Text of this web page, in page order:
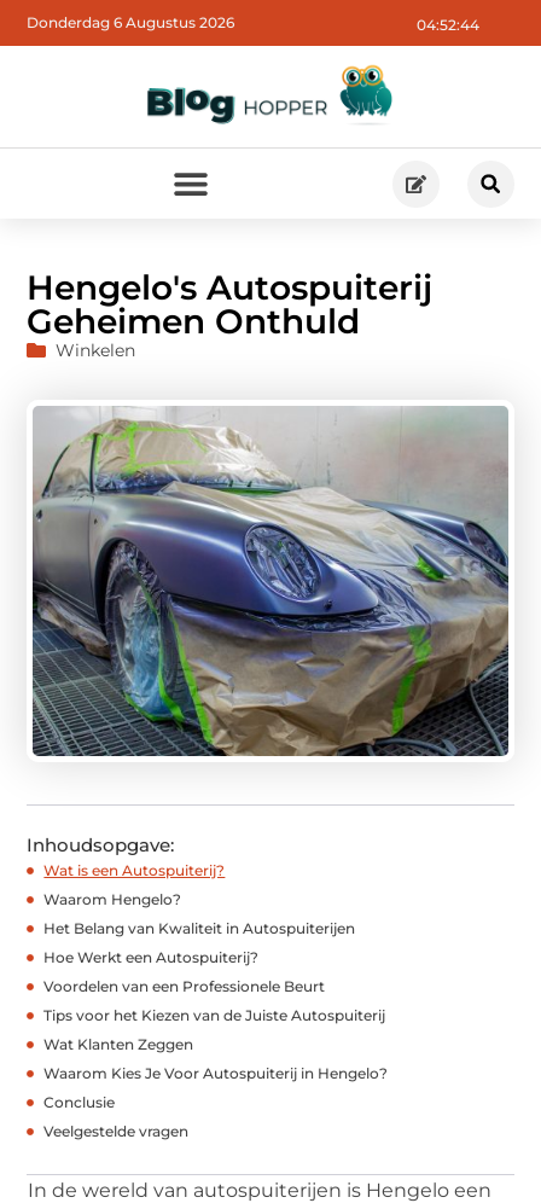
04:52:45
Donderdag 6 Augustus 2026
Hengelo's Autospuiterij
Geheimen Onthuld
Winkelen
Inhoudsopgave:
Wat is een Autospuiterij?
Waarom Hengelo?
Het Belang van Kwaliteit in Autospuiterijen
Hoe Werkt een Autospuiterij?
Voordelen van een Professionele Beurt
Tips voor het Kiezen van de Juiste Autospuiterij
Wat Klanten Zeggen
Waarom Kies Je Voor Autospuiterij in Hengelo?
Conclusie
Veelgestelde vragen
In de wereld van autospuiterijen is Hengelo een